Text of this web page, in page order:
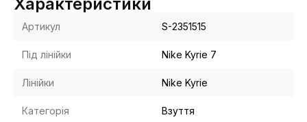
Артикул S-2351515
Під лінійки Nike Kyrie 7
Лінійки Nike Kyrie
Категорія Взуття